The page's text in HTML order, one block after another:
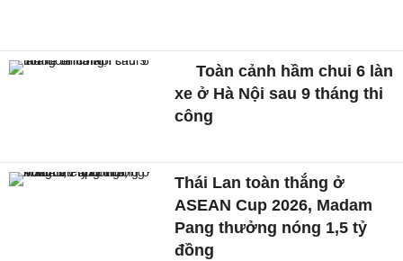
Toàn cảnh hầm chui 6 làn
xe ở Hà Nội sau 9 tháng thi
công
Thái Lan toàn thắng ở
ASEAN Cup 2026, Madam
Pang thưởng nóng 1,5 tỷ
đồng